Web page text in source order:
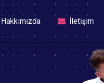
Hakkımızda İletişim